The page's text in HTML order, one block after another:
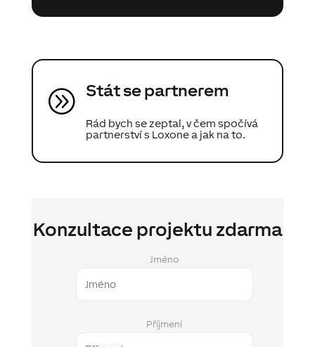
A Stát se partnerem
Rád bych se zeptal, v čem spočívá
partnerství s Loxone a jak na to.
Konzultace projektu zdarma
Jméno
Příjmení